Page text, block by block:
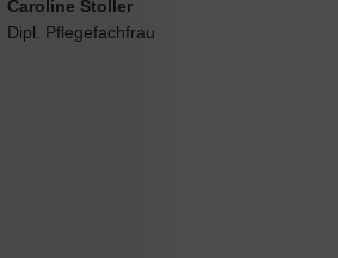
Caroline Stoller
Dipl. Pflegefachfrau